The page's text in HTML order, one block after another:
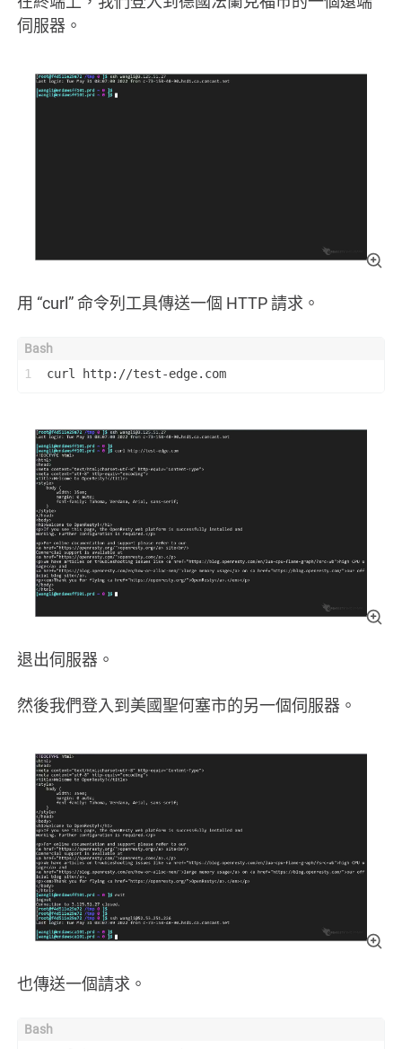
伺服器。
用 “curl” 命令列工具傳送一個 HTTP 請求。
1 curl http://test-edge.com
退出伺服器。
然後我們登入到美國聖何塞市的另一個伺服器。
也傳送一個請求。